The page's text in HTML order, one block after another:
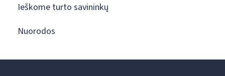
Ieškome turto savininkų
Nuorodos